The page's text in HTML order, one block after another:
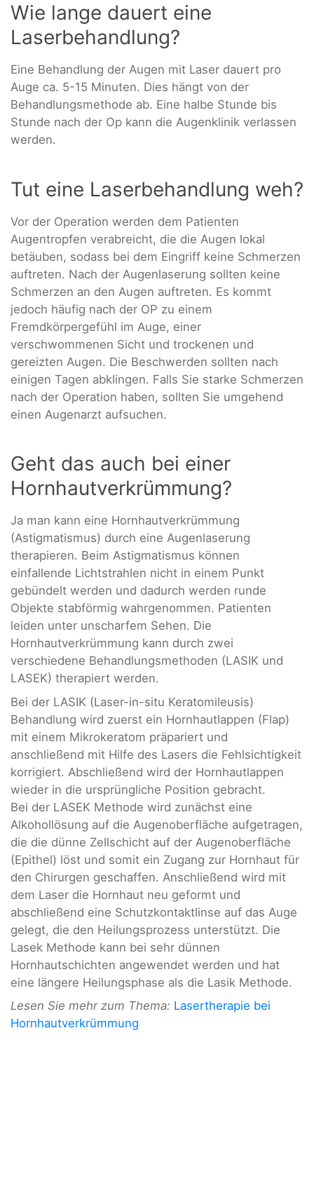
Wie lange dauert eine
Laserbehandlung?
Eine Behandlung der Augen mit Laser dauert pro
Auge ca. 5-15 Minuten. Dies hängt von der
Behandlungsmethode ab. Eine halbe Stunde bis
Stunde nach der Op kann die Augenklinik verlassen
werden.
Tut eine Laserbehandlung weh?
Vor der Operation werden dem Patienten
Augentropfen verabreicht, die die Augen lokal
betäuben, sodass bei dem Eingriff keine Schmerzen
auftreten. Nach der Augenlaserung sollten keine
Schmerzen an den Augen auftreten. Es kommt
jedoch häufig nach der OP zu einem
Fremdkörpergefühl im Auge, einer
verschwommenen Sicht und trockenen und
gereizten Augen. Die Beschwerden sollten nach
einigen Tagen abklingen. Falls Sie starke Schmerzen
nach der Operation haben, sollten Sie umgehend
einen Augenarzt aufsuchen.
Geht das auch bei einer
Hornhautverkrümmung?
Ja man kann eine Hornhautverkrümmung
(Astigmatismus) durch eine Augenlaserung
therapieren. Beim Astigmatismus können
einfallende Lichtstrahlen nicht in einem Punkt
gebündelt werden und dadurch werden runde
Objekte stabförmig wahrgenommen. Patienten
leiden unter unscharfem Sehen. Die
Hornhautverkrümmung kann durch zwei
verschiedene Behandlungsmethoden (LASIK und
LASEK) therapiert werden.
Bei der LASIK (Laser-in-situ Keratomileusis)
Behandlung wird zuerst ein Hornhautlappen (Flap)
mit einem Mikrokeratom präpariert und
anschließend mit Hilfe des Lasers die Fehlsichtigkeit
korrigiert. Abschließend wird der Hornhautlappen
wieder in die ursprüngliche Position gebracht.
Bei der LASEK Methode wird zunächst eine
Alkohollösung auf die Augenoberfläche aufgetragen,
die die dünne Zellschicht auf der Augenoberfläche
(Epithel) löst und somit ein Zugang zur Hornhaut für
den Chirurgen geschaffen. Anschließend wird mit
dem Laser die Hornhaut neu geformt und
abschließend eine Schutzkontaktlinse auf das Auge
gelegt, die den Heilungsprozess unterstützt. Die
Lasek Methode kann bei sehr dünnen
Hornhautschichten angewendet werden und hat
eine längere Heilungsphase als die Lasik Methode.
Lesen Sie mehr zum Thema: Lasertherapie bei
Hornhautverkrümmung